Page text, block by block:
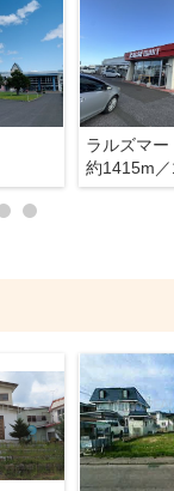
ラルズマ
約1415m